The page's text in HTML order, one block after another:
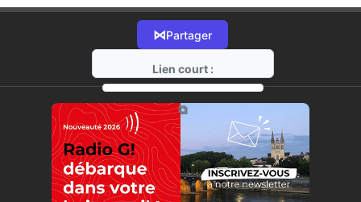
⋈Partager
Lien court :
https://radio-g.fr?7191
⧉